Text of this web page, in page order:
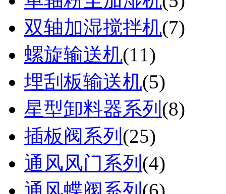
双轴加湿搅拌机(7)
螺旋输送机(11)
埋刮板输送机(5)
星型卸料器系列 (8)
插板阀系列 (25)
通风风门系列 (4)